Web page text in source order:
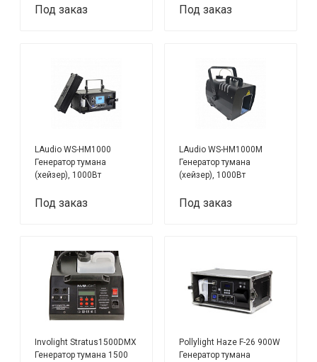
Под заказ Под заказ
LAudio WS-HM1000
Генератор тумана
(хейзер), 1000Вт
Под заказ
LAudio WS-HM1000M
Генератор тумана
(хейзер), 1000Вт
Под заказ
Involight Stratus1500DMX
Генератор тумана 1500
Pollylight Haze F-26 900W
Генератор тумана